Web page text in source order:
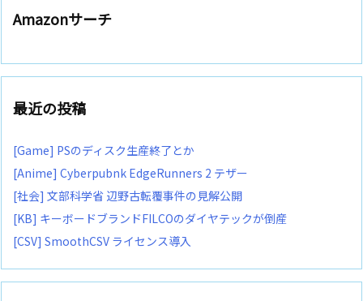
Amazonサーチ
最近の投稿
[Game] PSのディスク生産終了とか
[Anime] Cyberpubnk EdgeRunners 2 テザー
[社会] 文部科学省 辺野古転覆事件の見解公開
[KB] キーボードブランドFILCOのダイヤテックが倒産
[CSV] SmoothCSV ライセンス導入